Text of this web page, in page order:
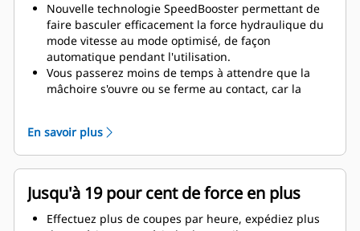
Nouvelle technologie SpeedBooster permettant de
faire basculer efficacement la force hydraulique du
mode vitesse au mode optimisé, de façon
automatique pendant l'utilisation.
Vous passerez moins de temps à attendre que la
mâchoire s'ouvre ou se ferme au contact, car la
La force maximale d'écrasement/de coupe est
appliquée dès que la mâchoire entre en contact
avec le matériau.
En savoir plus
Jusqu'à 19 pour cent de force en plus
Effectuez plus de coupes par heure, expédiez plus